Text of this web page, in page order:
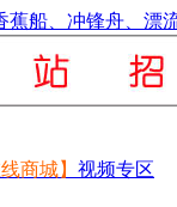
线商城】 视频专区